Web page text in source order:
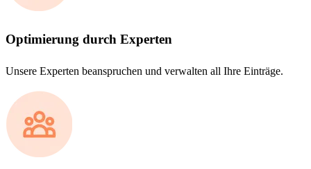
Optimierung durch Experten
Unsere Experten beanspruchen und verwalten all Ihre Einträge.